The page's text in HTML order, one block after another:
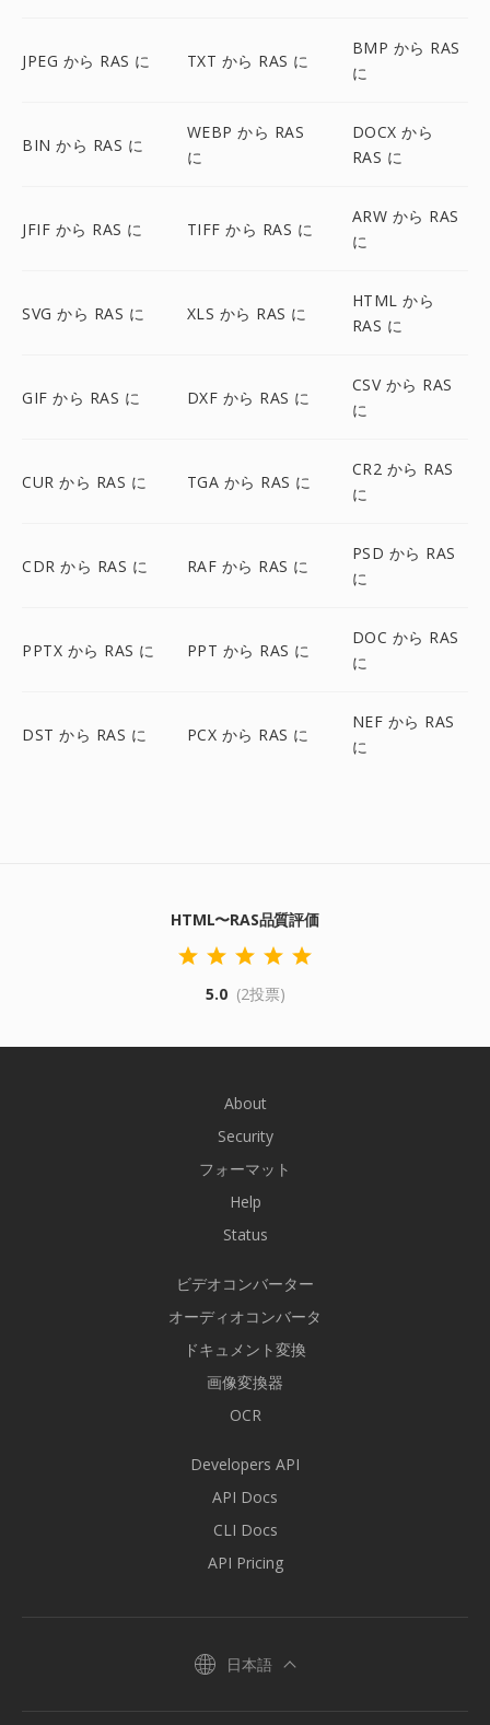
JPEG から RAS に TXT から RAS に
BMP から RAS
に
BIN から RAS に
WEBP から RAS
に
DOCX から
RAS に
JFIF から RAS に TIFF から RAS に
ARW から RAS
に
SVG から RAS に XLS から RAS に
HTML から
RAS に
GIF から RAS に DXF から RAS に
CSV から RAS
に
CUR から RAS に TGA から RAS に
CR2 から RAS
に
CDR から RAS に RAF から RAS に
PSD から RAS
に
PPTX から RAS に PPT から RAS に
DOC から RAS
に
DST から RAS に PCX から RAS に
NEF から RAS
に
HTML〜RAS品質評価
5.0 (2投票)
About
Security
フォーマット
Help
Status
ビデオコンバーター
オーディオコンバータ
ドキュメント変換
画像変換器
OCR
Developers API
API Docs
CLI Docs
API Pricing
日本語